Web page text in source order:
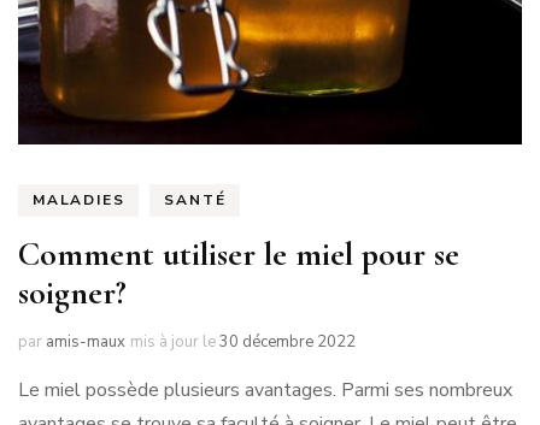
MALADIES SANTÉ
Comment utiliser le miel pour se
soigner?
par amis-maux mis à jour le30 décembre 2022
Le miel possède plusieurs avantages. Parmi ses nombreux